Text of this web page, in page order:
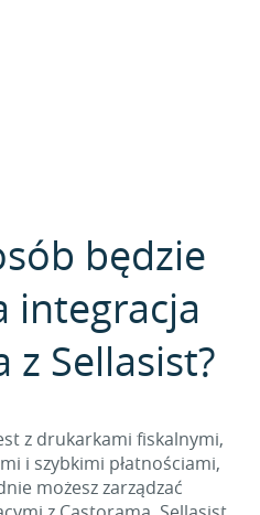
będzie
integracja
z Sellasist?
z drukarkami fiskalnymi,
i szybkimi płatnościami,
możesz zarządzać